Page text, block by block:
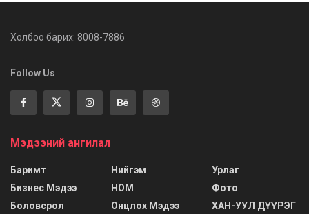
Холбоо барих: 8008-7886
Follow Us
Мэдээний ангилал
Баримт
Бизнес Мэдээ
Боловсрол
Нийгэм
НОМ
Онцлох Мэдээ
Урлаг
Фото
ХАН-УУЛ ДҮҮРЭГ